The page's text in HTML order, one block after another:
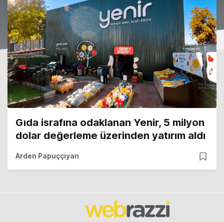
Gıda israfına odaklanan Yenir, 5 milyon
dolar değerleme üzerinden yatırım aldı
Arden Papuççiyan